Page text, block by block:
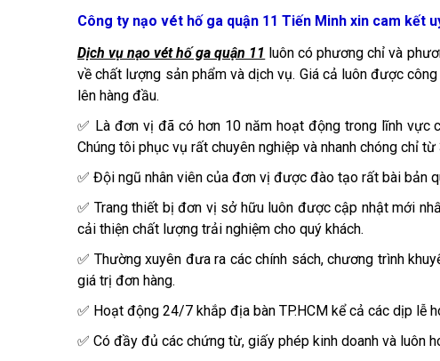
Công ty nạo vét hố ga quận 11 Tiến Minh xin cam kết
Dịch vụ nạo vét hố ga quận 11 luôn có phương chỉ và
về chất lượng sản phẩm và dịch vụ. Giá cả luôn được
lên hàng đầu.
✅ Là đơn vị đã có hơn 10 năm hoạt động trong lĩnh
Chúng tôi phục vụ rất chuyên nghiệp và nhanh chóng chỉ
✅ Đội ngũ nhân viên của đơn vị được đào tạo rất bài bản
✅ Trang thiết bị đơn vị sở hữu luôn được cập nhật mới
cải thiện chất lượng trải nghiệm cho quý khách.
✅ Thường xuyên đưa ra các chính sách, chương trình
giá trị đơn hàng.
✅ Hoạt động 24/7 khắp địa bàn TP.HCM kể cả các dịp lễ
✅ Có đầy đủ các chứng từ, giấy phép kinh doanh và luôn